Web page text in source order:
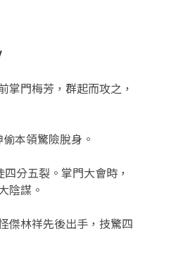
掌門梅芳 ， 群起而攻之 ，
本領驚險脫身。
四分五裂。掌門大會時 ，
陰謀。
傑林祥先後出手 ， 技驚四